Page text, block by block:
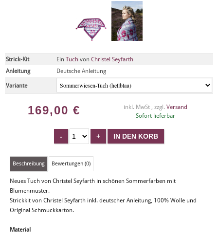
Strick-Kit Ein Tuch von Christel Seyfarth
Anleitung
Deutsche Anleitung
Variante
169,00 € inkl. MwSt , zzgl. Versand
Sofort lieferbar
Beschreibung Bewertungen (0)
Neues Tuch von Christel Seyfarth in schönen Sommerfarben mit
Blumenmuster.
Strickkit von Christel Seyfarth inkl. deutscher Anleitung, 100% Wolle und
Original Schmuckkarton.
Material